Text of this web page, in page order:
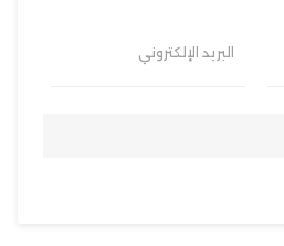
البريد الإلكتروني